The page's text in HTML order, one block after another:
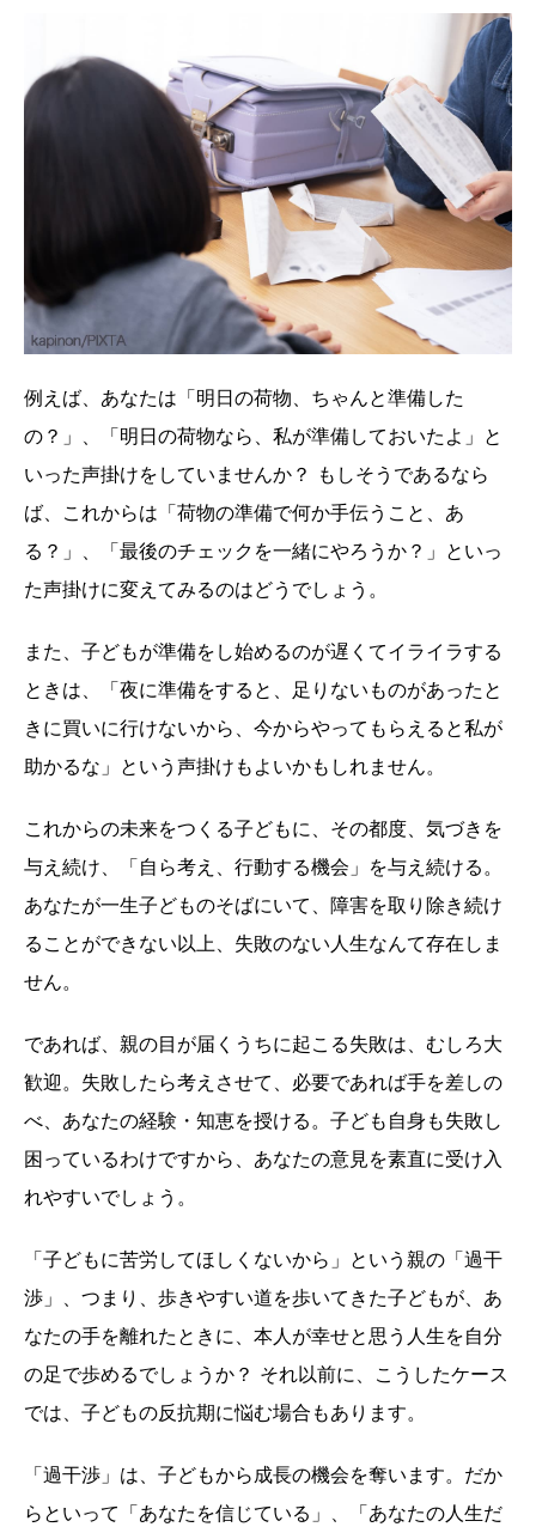
例えば、あなたは「明日の荷物、ちゃんと準備した
の？」、「明日の荷物なら、私が準備しておいたよ」と
いった声掛けをしていませんか？ もしそうであるなら
ば、これからは「荷物の準備で何か手伝うこと、あ
る？」、「最後のチェックを一緒にやろうか？」といっ
た声掛けに変えてみるのはどうでしょう。
また、子どもが準備をし始めるのが遅くてイライラする
ときは、「夜に準備をすると、足りないものがあったと
きに買いに行けないから、今からやってもらえると私が
助かるな」という声掛けもよいかもしれません。
これからの未来をつくる子どもに、その都度、気づきを
与え続け、「自ら考え、行動する機会」を与え続ける。
あなたが一生子どものそばにいて、障害を取り除き続け
ることができない以上、失敗のない人生なんて存在しま
せん。
であれば、親の目が届くうちに起こる失敗は、むしろ大
歓迎。失敗したら考えさせて、必要であれば手を差しの
べ、あなたの経験・知恵を授ける。子ども自身も失敗し
困っているわけですから、あなたの意見を素直に受け入
れやすいでしょう。
「子どもに苦労してほしくないから」という親の「過干
渉」、つまり、歩きやすい道を歩いてきた子どもが、あ
なたの手を離れたときに、本人が幸せと思う人生を自分
の足で歩めるでしょうか？ それ以前に、こうしたケース
では、子どもの反抗期に悩む場合もあります。
「過干渉」は、子どもから成長の機会を奪います。だか
らといって「あなたを信じている」、「あなたの人生だ